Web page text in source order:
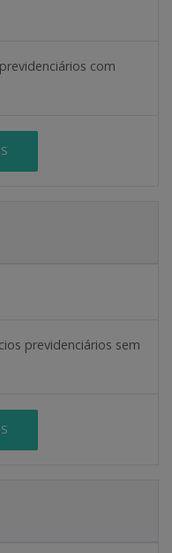
com
previdenciários sem